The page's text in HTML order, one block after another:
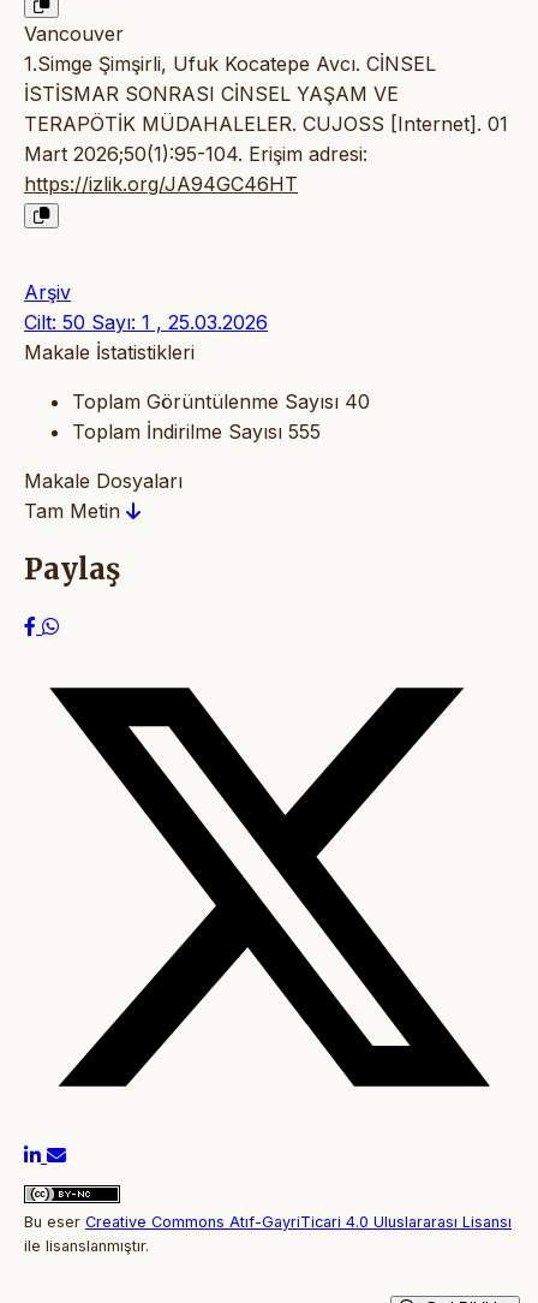
Vancouver
1.Simge Şimşirli, Ufuk Kocatepe Avcı. CİNSEL
İSTİSMAR SONRASI CİNSEL YAŞAM VE
TERAPÖTİK MÜDAHALELER. CUJOSS [Internet]. 01
Mart 2026;50(1):95-104. Erişim adresi:
https://izlik.org/JA94GC46HT
Arşiv
Cilt: 50 Sayı: 1 , 25.03.2026
Makale İstatistikleri
Toplam Görüntülenme Sayısı 40
Toplam İndirilme Sayısı 555
Makale Dosyaları
Tam Metin
Paylaş
Bu eser Creative Commons Atıf-GayriTicari 4.0 Uluslararası Lisansı
ile lisanslanmıştır.